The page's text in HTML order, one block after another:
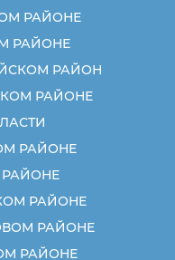
РАЙОНЕ
РАЙОНЕ
РАЙОН
РАЙОНЕ
РАЙОНЕ
РАЙОНЕ
РАЙОНЕ
РАЙОНЕ